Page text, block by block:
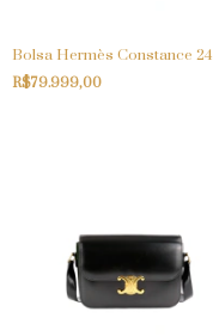
Bolsa Hermès Constance 24
R$79.999,00